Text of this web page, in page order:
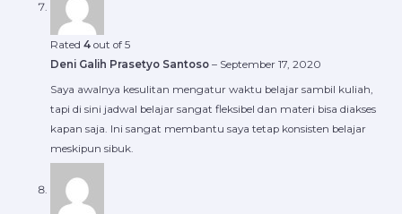
Rated 4out of 5
Deni Galih Prasetyo Santoso – September 17, 2020
Saya awalnya kesulitan mengatur waktu belajar sambil kuliah,
tapi di sini jadwal belajar sangat fleksibel dan materi bisa diakses
kapan saja. Ini sangat membantu saya tetap konsisten belajar
meskipun sibuk.